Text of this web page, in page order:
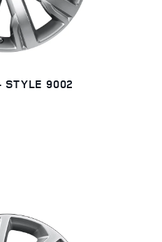
STYLE 9002